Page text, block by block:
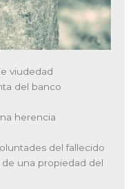
viudedad
del banco
herencia
del fallecido
de una propiedad del